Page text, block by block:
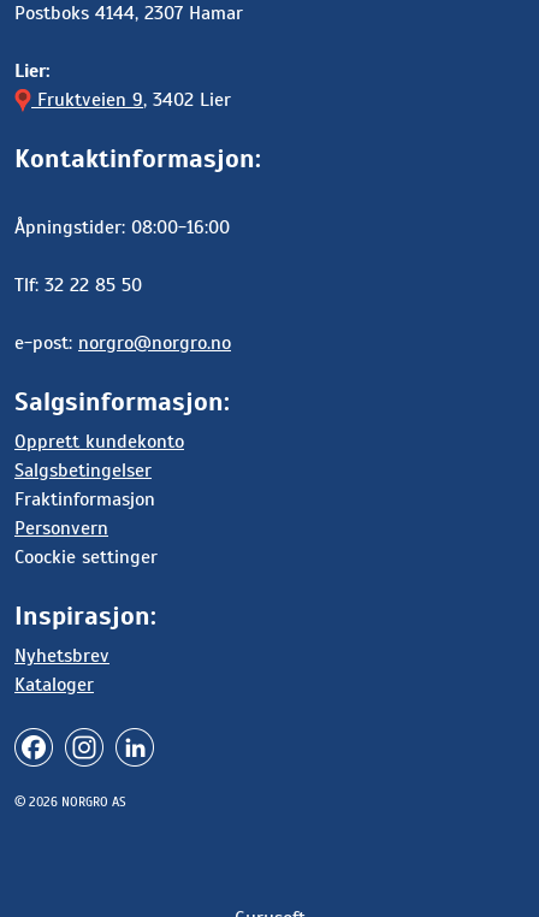
Postboks 4144, 2307 Hamar
Lier:
Fruktveien 9, 3402 Lier
Kontaktinformasjon:
Åpningstider: 08:00-16:00
Tlf: 32 22 85 50
e-post: norgro@norgro.no
Salgsinformasjon:
Opprett kundekonto
Salgsbetingelser
Fraktinformasjon
Personvern
Coockie settinger
Inspirasjon:
Nyhetsbrev
Kataloger
© 2026 NORGRO AS